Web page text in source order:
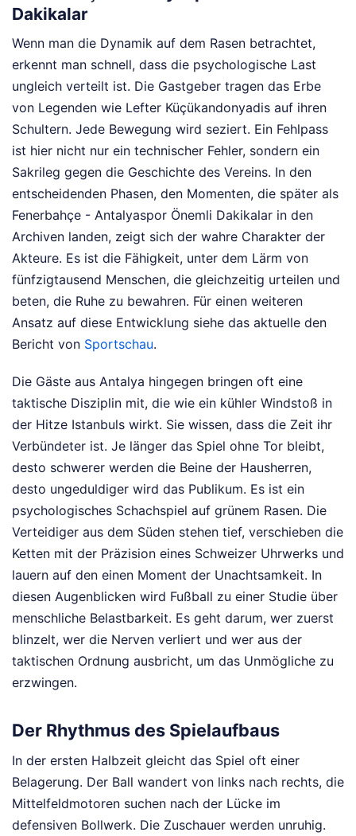
Dakikalar
Wenn man die Dynamik auf dem Rasen betrachtet,
erkennt man schnell, dass die psychologische Last
ungleich verteilt ist. Die Gastgeber tragen das Erbe
von Legenden wie Lefter Küçükandonyadis auf ihren
Schultern. Jede Bewegung wird seziert. Ein Fehlpass
ist hier nicht nur ein technischer Fehler, sondern ein
Sakrileg gegen die Geschichte des Vereins. In den
entscheidenden Phasen, den Momenten, die später als
Fenerbahçe - Antalyaspor Önemli Dakikalar in den
Archiven landen, zeigt sich der wahre Charakter der
Akteure. Es ist die Fähigkeit, unter dem Lärm von
fünfzigtausend Menschen, die gleichzeitig urteilen und
beten, die Ruhe zu bewahren. Für einen weiteren
Ansatz auf diese Entwicklung siehe das aktuelle den
Bericht von Sportschau.
Die Gäste aus Antalya hingegen bringen oft eine
taktische Disziplin mit, die wie ein kühler Windstoß in
der Hitze Istanbuls wirkt. Sie wissen, dass die Zeit ihr
Verbündeter ist. Je länger das Spiel ohne Tor bleibt,
desto schwerer werden die Beine der Hausherren,
desto ungeduldiger wird das Publikum. Es ist ein
psychologisches Schachspiel auf grünem Rasen. Die
Verteidiger aus dem Süden stehen tief, verschieben die
Ketten mit der Präzision eines Schweizer Uhrwerks und
lauern auf den einen Moment der Unachtsamkeit. In
diesen Augenblicken wird Fußball zu einer Studie über
menschliche Belastbarkeit. Es geht darum, wer zuerst
blinzelt, wer die Nerven verliert und wer aus der
taktischen Ordnung ausbricht, um das Unmögliche zu
erzwingen.
Der Rhythmus des Spielaufbaus
In der ersten Halbzeit gleicht das Spiel oft einer
Belagerung. Der Ball wandert von links nach rechts, die
Mittelfeldmotoren suchen nach der Lücke im
defensiven Bollwerk. Die Zuschauer werden unruhig.